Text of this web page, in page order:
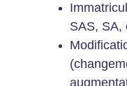
SAS, SA,